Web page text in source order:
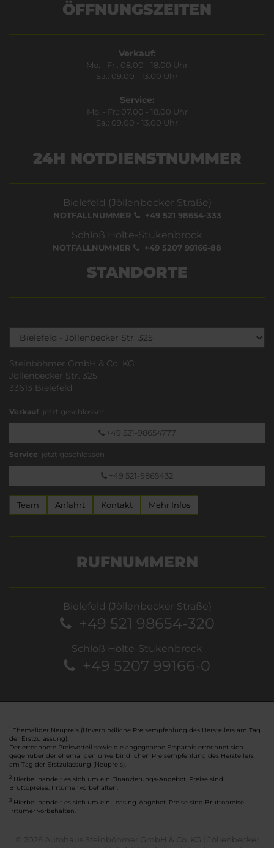
ÖFFNUNGSZEITEN
Verkauf:
Mo. - Fr.: 08.00 - 18.00 Uhr
Sa.: 09.00 - 13.00 Uhr
Service:
Mo. - Fr.: 07.00 - 18.00 Uhr
Sa.: 09.00 - 13.00 Uhr
24H NOTDIENSTNUMMER
Bielefeld (Jöllenbecker Straße)
NOTFALLNUMMER +49 521 98654-333
Schloß Holte-Stukenbrock
NOTFALLNUMMER +49 5207 99166-88
STANDORTE
Steinböhmer GmbH & Co. KG
Jöllenbecker Str. 325
33613 Bielefeld
Verkauf: jetzt geschlossen
+49 521-98654777
Service: jetzt geschlossen
+49 521-9865432
Team Anfahrt Kontakt Mehr Infos
RUFNUMMERN
Bielefeld (Jöllenbecker Straße)
+49 521 98654-320
Schloß Holte-Stukenbrock
+49 5207 99166-0
Ehemaliger Neupreis (Unverbindliche Preisempfehlung des Herstellers am Tag
der Erstzulassung).
Der errechnete Preisvorteil sowie die angegebene Ersparnis errechnet sich
gegenüber der ehemaligen unverbindlichen Preisempfehlung des Herstellers
am Tag der Erstzulassung (Neupreis).
2 Hierbei handelt es sich um ein Finanzierungs-Angebot. Preise sind
Bruttopreise. Irrtümer vorbehalten.
3 Hierbei handelt es sich um ein Leasing-Angebot. Preise sind Bruttopreise.
Irrtümer vorbehalten.
© 2026 Autohaus Steinböhmer GmbH & Co. KG | Jöllenbecker